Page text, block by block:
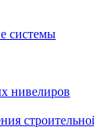
системы
нивелиров